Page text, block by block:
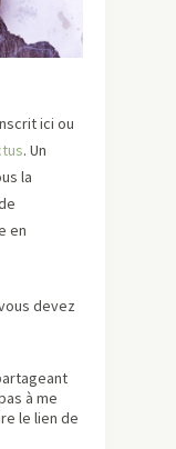
ici ou
. Un
la
en
devez
à me
le lien de